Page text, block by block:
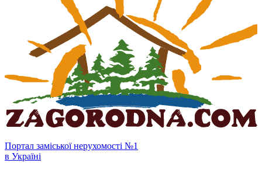
Портал заміської нерухомості №1
в Україні